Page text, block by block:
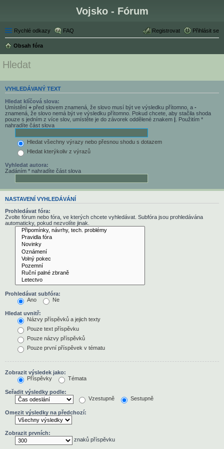
Vojsko - Fórum
Rychlé odkazy FAQ Přihlásit se
Registrovat
Obsah fóra
Hledat
VYHLEDÁVANÝ TEXT
Hledat klíčová slova:
Umístění + před slovem znamená, že slovo musí být ve výsledku přítomno, a -
znamená, že slovo nemá být ve výsledku přítomno. Pokud chcete, aby stačila shoda
pouze s jedním z více slov, umístěte je do závorek oddělené znakem | . Použitím *
nahradíte část slova
Hledat všechny výrazy nebo přesnou shodu s dotazem
Hledat kterýkoliv z výrazů
Vyhledat autora:
Zadáním * nahradíte část slova
NASTAVENÍ VYHLEDÁVÁNÍ
Prohledávat fóra:
Zvolte fórum nebo fóra, ve kterých chcete vyhledávat. Subfóra jsou prohledávána
automaticky, pokud nezvolíte jinak.
Prohledávat subfóra:
Ano
Ne
Hledat uvnitř:
Názvy příspěvků a jejich texty
Pouze text příspěvku
Pouze názvy příspěvků
Pouze první příspěvek v tématu
Zobrazit výsledek jako:
Příspěvky
Témata
Seřadit výsledky podle:
Vzestupně
Sestupně
Omezit výsledky na předchozí:
Zobrazit prvních:
znaků příspěvku